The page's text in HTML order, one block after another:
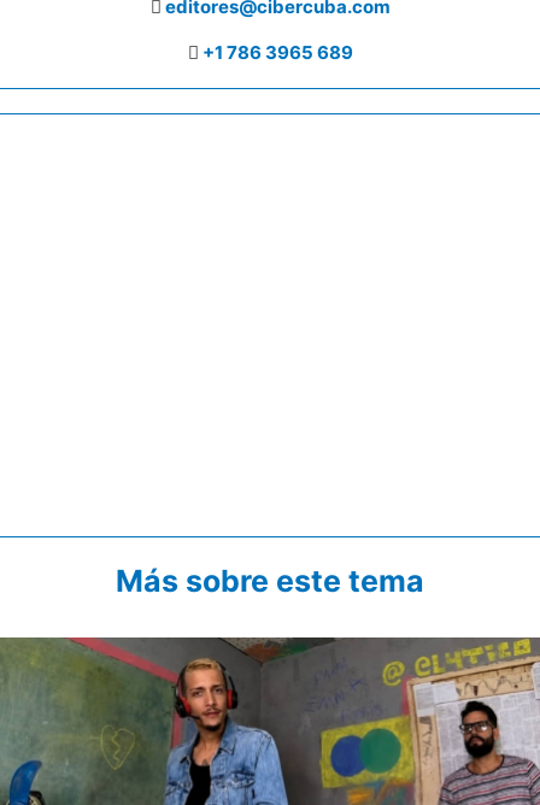
editores@cibercuba.com
+1 786 3965 689
Más sobre este tema